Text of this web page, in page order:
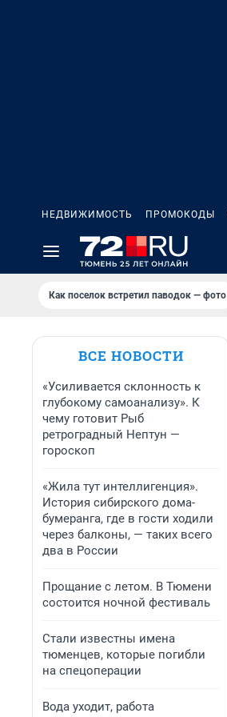
НЕДВИЖИМОСТЬ ПРОМОКОДЫ
Как поселок встретил паводок — фото
ВСЕ НОВОСТИ
«Усиливается склонность к
глубокому самоанализу». К
чему готовит Рыб
ретроградный Нептун —
гороскоп
«Жила тут интеллигенция».
История сибирского дома-
бумеранга, где в гости ходили
через балконы, — таких всего
два в России
Прощание с летом. В Тюмени
состоится ночной фестиваль
Стали известны имена
тюменцев, которые погибли
на спецоперации
Вода уходит, работа